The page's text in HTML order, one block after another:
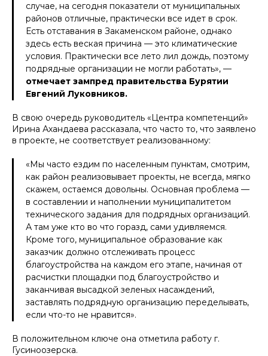
случае, на сегодня показатели от муниципальных
районов отличные, практически все идет в срок.
Есть отставания в Закаменском районе, однако
здесь есть веская причина — это климатические
условия. Практически все лето лил дождь, поэтому
подрядные организации не могли работать», —
отмечает зампред правительства Бурятии
Евгений Луковников.
В свою очередь руководитель «Центра компетенций»
Ирина Ахандаева рассказала, что часто то, что заявлено
в проекте, не соответствует реализованному:
«Мы часто ездим по населенным пунктам, смотрим,
как район реализовывает проекты, не всегда, мягко
скажем, остаемся довольны. Основная проблема —
в составлении и наполнении муниципалитетом
технического задания для подрядных организаций.
А там уже кто во что горазд, сами удивляемся.
Кроме того, муниципальное образование как
заказчик должно отслеживать процесс
благоустройства на каждом его этапе, начиная от
расчистки площадки под благоустройство и
заканчивая высадкой зеленых насаждений,
заставлять подрядную организацию переделывать,
если что-то не нравится».
В положительном ключе она отметила работу г.
Гусиноозерска.